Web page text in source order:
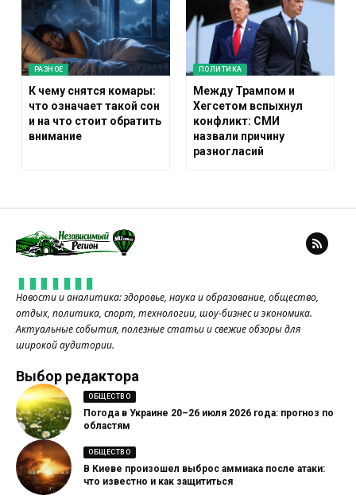
РАЗНОЕ
К чему снятся комары:
что означает такой сон
и на что стоит обратить
внимание
ПОЛИТИКА
Между Трампом и
Хегсетом вспыхнул
конфликт: СМИ
назвали причину
разногласий
Новости и аналитика: здоровье, наука и образование, общество,
отдых, политика, спорт, технологии, шоу-бизнес и экономика.
Актуальные события, полезные статьи и свежие обзоры для
широкой аудитории.
Выбор редактора
ОБЩЕСТВО
Погода в Украине 20–26 июля 2026 года: прогноз по
областям
ОБЩЕСТВО
В Киеве произошел выброс аммиака после атаки:
что известно и как защититься